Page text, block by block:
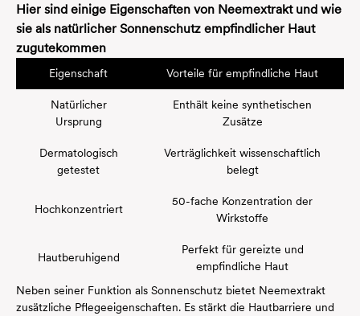
Hier sind einige Eigenschaften von Neemextrakt und wie
sie als natürlicher Sonnenschutz empfindlicher Haut
zugutekommen
Eigenschaft Vorteile für empfindliche Haut
Natürlicher
Ursprung
Enthält keine synthetischen
Zusätze
Dermatologisch
getestet
Verträglichkeit wissenschaftlich
belegt
Hochkonzentriert
50-fache Konzentration der
Wirkstoffe
Hautberuhigend
Perfekt für gereizte und
empfindliche Haut
Neben seiner Funktion als Sonnenschutz bietet Neemextrakt
zusätzliche Pflegeeigenschaften. Es stärkt die Hautbarriere und